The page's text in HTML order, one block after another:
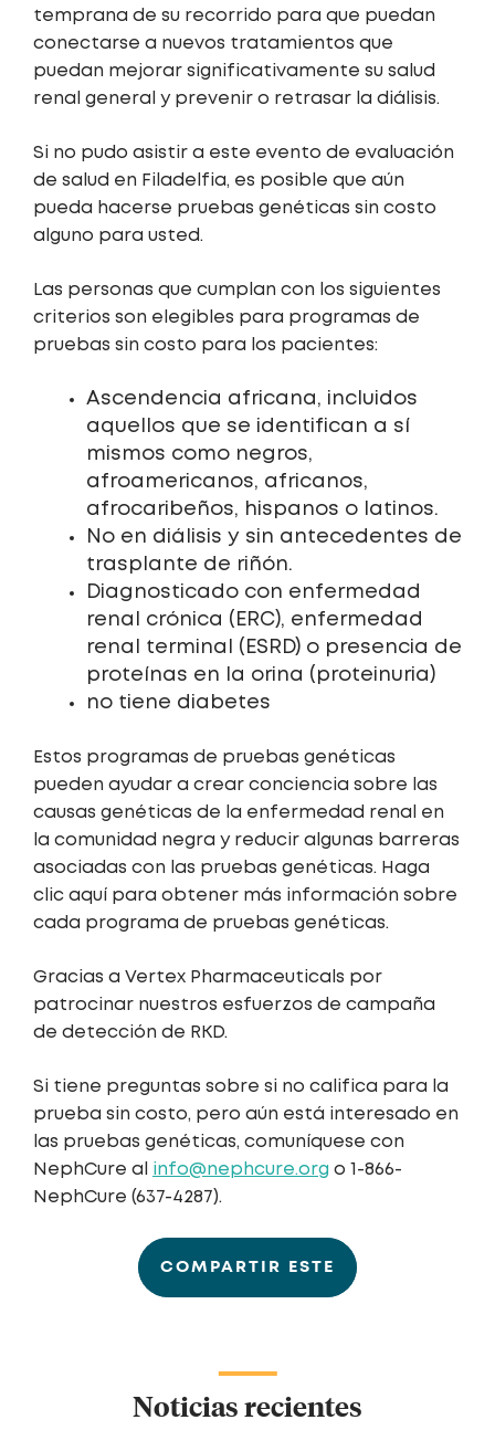
temprana de su recorrido para que puedan
conectarse a nuevos tratamientos que
puedan mejorar significativamente su salud
renal general y prevenir o retrasar la diálisis.
Si no pudo asistir a este evento de evaluación
de salud en Filadelfia, es posible que aún
pueda hacerse pruebas genéticas sin costo
alguno para usted.
Las personas que cumplan con los siguientes
criterios son elegibles para programas de
pruebas sin costo para los pacientes:
Ascendencia africana, incluidos
aquellos que se identifican a sí
mismos como negros,
afroamericanos, africanos,
afrocaribeños, hispanos o latinos.
No en diálisis y sin antecedentes de
trasplante de riñón.
Diagnosticado con enfermedad
renal crónica (ERC), enfermedad
renal terminal (ESRD) o presencia de
proteínas en la orina (proteinuria)
no tiene diabetes
Estos programas de pruebas genéticas
pueden ayudar a crear conciencia sobre las
causas genéticas de la enfermedad renal en
la comunidad negra y reducir algunas barreras
asociadas con las pruebas genéticas. Haga
clic aquí para obtener más información sobre
cada programa de pruebas genéticas.
Gracias a Vertex Pharmaceuticals por
patrocinar nuestros esfuerzos de campaña
de detección de RKD.
Si tiene preguntas sobre si no califica para la
prueba sin costo, pero aún está interesado en
las pruebas genéticas, comuníquese con
NephCure al info@nephcure.org o 1-866-
NephCure (637-4287).
COMPARTIR ESTE
Noticias recientes